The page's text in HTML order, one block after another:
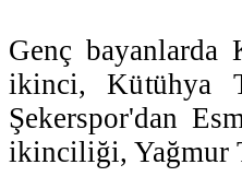
Genç bayanlarda
ikinci, Kütühya
Şekerspor'dan
ikinciliği, Yağmur